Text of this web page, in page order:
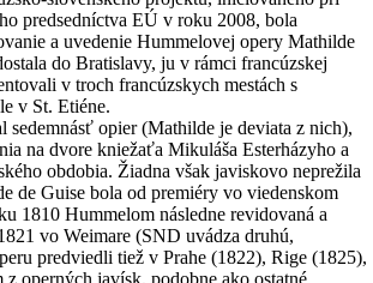
predsedníctva EÚ v roku 2008, bola
a uvedenie Hummelovej opery Mathilde
do Bratislavy, ju v rámci francúzskej
v troch francúzskych mestách s
v St. Etiéne.
sedemnásť opier (Mathilde je deviata z nich),
na dvore kniežaťa Mikuláša Esterházyho a
obdobia. Žiadna však javiskovo neprežila
de Guise bola od premiéry vo viedenskom
1810 Hummelom následne revidovaná a
vo Weimare (SND uvádza druhú,
predviedli tiež v Prahe (1822), Rige (1825),
operných javísk, podobne ako ostatné